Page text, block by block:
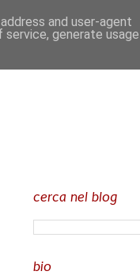
cerca nel blog
bio
and user-agent
generate usage